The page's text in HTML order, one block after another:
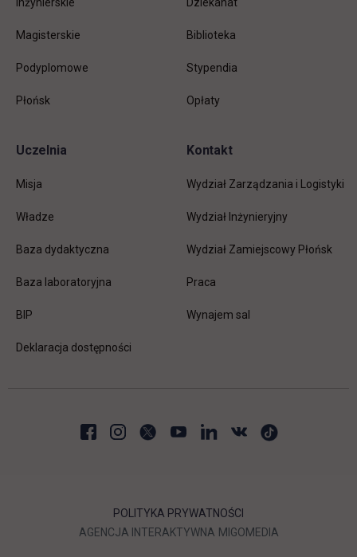
Magisterskie
Podyplomowe
Płońsk
Biblioteka
Stypendia
Opłaty
Uczelnia
Misja
Władze
Baza dydaktyczna
Baza laboratoryjna
BIP
Deklaracja dostępności
Kontakt
Wydział Zarządzania i Logistyki
Wydział Inżynieryjny
Wydział Zamiejscowy Płońsk
Praca
Wynajem sal
POLITYKA PRYWATNOŚCI
AGENCJA INTERAKTYWNA LINK OTWIERA SIĘ W
MIGOMEDIA